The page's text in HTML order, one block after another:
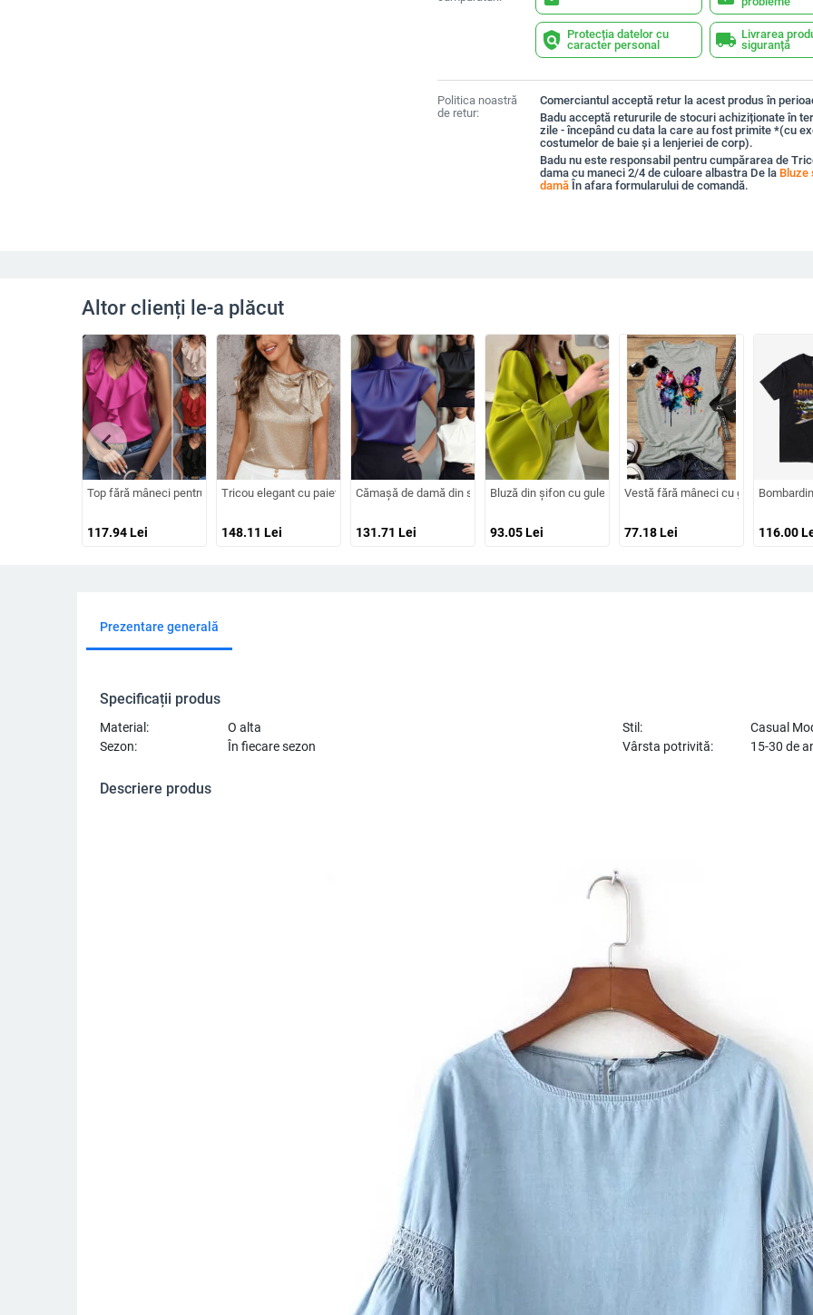
policy Protecția datelor cu
caracter personal
local_shipping Livrarea
siguranță
Politica noastră
de retur:
Comerciantul acceptă retur la acest produs în
Badu acceptă retururile de stocuri achiziționate în
zile - începând cu data la care au fost primite *(cu
costumelor de baie și a lenjeriei de corp).
Badu nu este responsabil pentru cumpărarea de
dama cu maneci 2/4 de culoare albastra De la Bluze
damăÎn afara formularului de comandă.
Altor clienți le-a plăcut
Top fără mâneci pentru femei, decolteu în V, poliester, model solid
117.94Lei
Tricou elegant cu paiete și curea cu fundă pentru femei 024 toamna-iarna nou, mânecă zburătoare, design
148.11 Lei
Cămașă de damă din satin cu mânecă scurtă, design plisat, guler înalt, textură ușor
131.71 Lei
Bluză din șifon cu guler rever, culoare solidă, croială lejeră,
93.05Lei
Vestă fără mâneci cu guler rotund,
77.18Lei 116.00
chevron_left
Prezentare generală
Specificații produs
Material: O alta Stil:
Casual
Sezon:
În fiecare sezon Vârsta potrivită: 15-30 de
Descriere produs